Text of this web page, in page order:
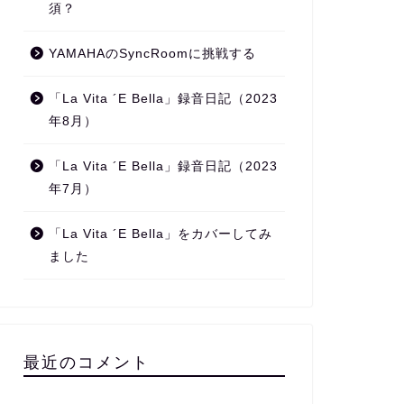
須？
YAMAHAのSyncRoomに挑戦する
「La Vita ´E Bella」録音日記（2023
年8月）
「La Vita ´E Bella」録音日記（2023
年7月）
「La Vita ´E Bella」をカバーしてみ
ました
最近のコメント